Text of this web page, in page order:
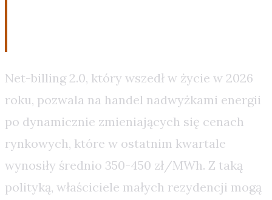
Net-billing 2.0, który wszedł w życie w 2026
roku, pozwala na handel nadwyżkami energii
po dynamicznie zmieniających się cenach
rynkowych, które w ostatnim kwartale
wynosiły średnio 350-450 zł/MWh. Z taką
polityką, właściciele małych rezydencji mogą